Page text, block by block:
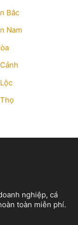
Bắc
Nam
nghiệp, cá
toàn miễn phí.